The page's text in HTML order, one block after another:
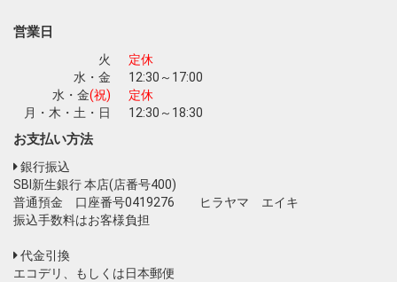
営業日
火
定休
水・金
12:30～17:00
水・金(祝)
定休
月・木・土・日
12:30～18:30
お支払い方法
銀行振込
SBI新生銀行 本店(店番号400)
普通預金 口座番号0419276 ヒラヤマ エイキ
振込手数料はお客様負担
代金引換
エコデリ、もしくは日本郵便